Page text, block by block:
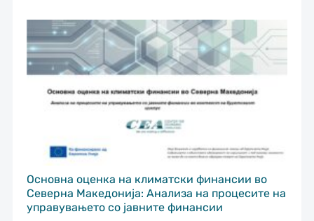
Основна оценка на климатски финансии во
Северна Македонија: Анализа на процесите на
управувањето со јавните финансии